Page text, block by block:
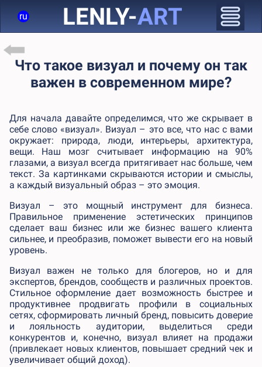
ru LENLY-ART
Что такое визуал и почему он так
важен в современном мире?
Для начала давайте определимся, что же скрывает в
себе слово «визуал». Визуал – это все, что нас с вами
окружает: природа, люди, интерьеры, архитектура,
вещи. Наш мозг считывает информацию на 90%
глазами, а визуал всегда притягивает нас больше, чем
текст. За картинками скрываются истории и смыслы,
а каждый визуальный образ – это эмоция.
Визуал – это мощный инструмент для бизнеса.
Правильное применение эстетических принципов
сделает ваш бизнес или же бизнес вашего клиента
сильнее, и преобразив, поможет вывести его на новый
уровень.
Визуал важен не только для блогеров, но и для
экспертов, брендов, сообществ и различных проектов.
Стильное оформление дает возможность быстрее и
продуктивнее продвигать профили в социальных
сетях, сформировать личный бренд, повысить доверие
и лояльность аудитории, выделиться среди
конкурентов и, конечно, визуал влияет на продажи
(привлекает новых клиентов, повышает средний чек и
увеличивает общий доход).